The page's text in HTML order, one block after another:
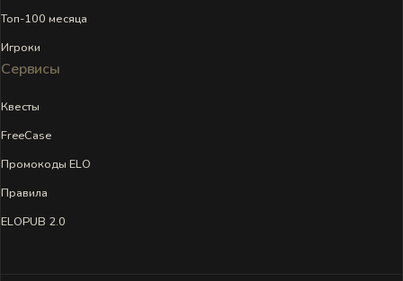
Топ-100 месяца
Игроки
Сервисы
Квесты
FreeCase
Промокоды ELO
Правила
ELOPUB 2.0